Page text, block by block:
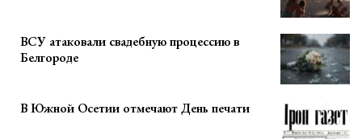
ВСУ атаковали свадебную процессию в
Белгороде
В Южной Осетии отмечают День печати